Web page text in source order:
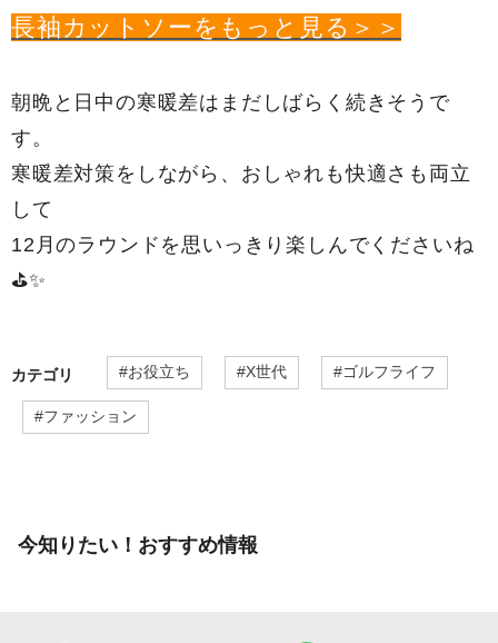
長袖カットソーをもっと見る＞＞
朝晩と日中の寒暖差はまだしばらく続きそうで
す。
寒暖差対策をしながら、おしゃれも快適さも両立
して
12月のラウンドを思いっきり楽しんでくださいね
⛳✨
カテゴリ #お役立ち #X世代 #ゴルフライフ
#ファッション
今知りたい！おすすめ情報